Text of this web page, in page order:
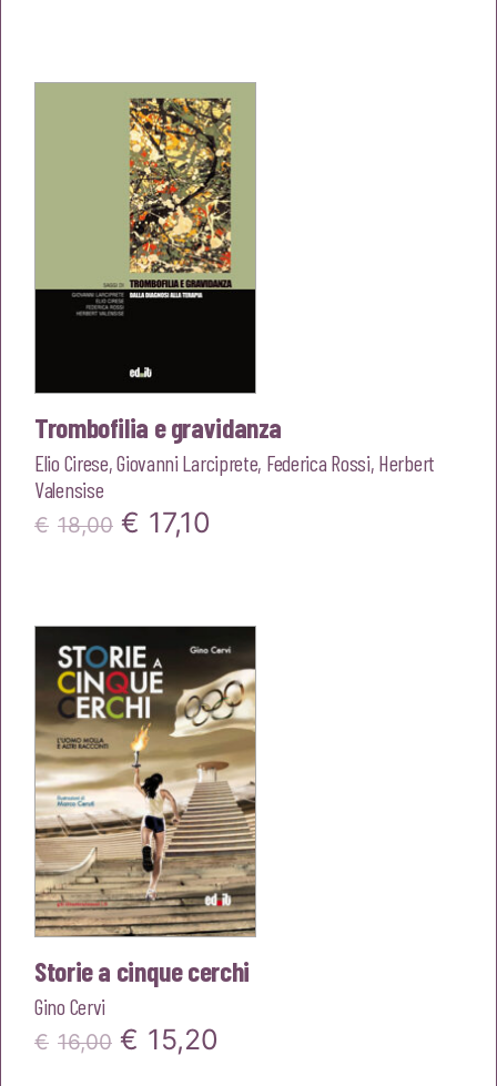
era:
€20,00.
è:
€19,00.
Trombofilia e gravidanza
Elio Cirese,Giovanni Larciprete, Federica Rossi, Herbert
Valensise
€ 18,00 Il
era:
€18,00.
€ 17,10
è:
€17,10.
Storie a cinque cerchi
Gino Cervi
€ 16,00 Il
€ 15,20